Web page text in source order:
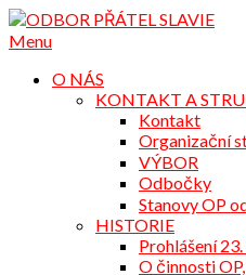
Přejdi
na
Menu
O NÁS
KONTAKT A
Kontakt
Organizační
VÝBOR
Odbočky
Stanovy OP
HISTORIE
Prohlášení
O činnosti